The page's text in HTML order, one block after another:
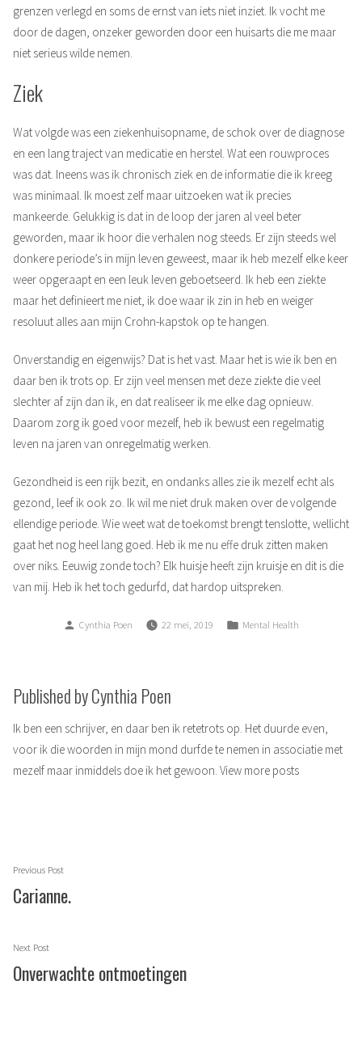
grenzen verlegd en soms de ernst van iets niet inziet. Ik vocht me
door de dagen, onzeker geworden door een huisarts die me maar
niet serieus wilde nemen.
Ziek
Wat volgde was een ziekenhuisopname, de schok over de diagnose
en een lang traject van medicatie en herstel. Wat een rouwproces
was dat. Ineens was ik chronisch ziek en de informatie die ik kreeg
was minimaal. Ik moest zelf maar uitzoeken wat ik precies
mankeerde. Gelukkig is dat in de loop der jaren al veel beter
geworden, maar ik hoor die verhalen nog steeds. Er zijn steeds wel
donkere periode’s in mijn leven geweest, maar ik heb mezelf elke keer
weer opgeraapt en een leuk leven geboetseerd. Ik heb een ziekte
maar het definieert me niet, ik doe waar ik zin in heb en weiger
resoluut alles aan mijn Crohn-kapstok op te hangen.
Onverstandig en eigenwijs? Dat is het vast. Maar het is wie ik ben en
daar ben ik trots op. Er zijn veel mensen met deze ziekte die veel
slechter af zijn dan ik, en dat realiseer ik me elke dag opnieuw.
Daarom zorg ik goed voor mezelf, heb ik bewust een regelmatig
leven na jaren van onregelmatig werken.
Gezondheid is een rijk bezit, en ondanks alles zie ik mezelf echt als
gezond, leef ik ook zo. Ik wil me niet druk maken over de volgende
ellendige periode. Wie weet wat de toekomst brengt tenslotte, wellicht
gaat het nog heel lang goed. Heb ik me nu effe druk zitten maken
over niks. Eeuwig zonde toch? Elk huisje heeft zijn kruisje en dit is die
van mij. Heb ik het toch gedurfd, dat hardop uitspreken.
Posted
Cynthia Poen 22 mei, 2019
Posted
Mental Health
Published by Cynthia Poen
Ik ben een schrijver, en daar ben ik retetrots op. Het duurde even,
voor ik die woorden in mijn mond durfde te nemen in associatie met
mezelf maar inmiddels doe ik het gewoon. View more posts
Berichtnavigatie
Previous PostPrevious
Carianne.
Next PostNext
Onverwachte ontmoetingen